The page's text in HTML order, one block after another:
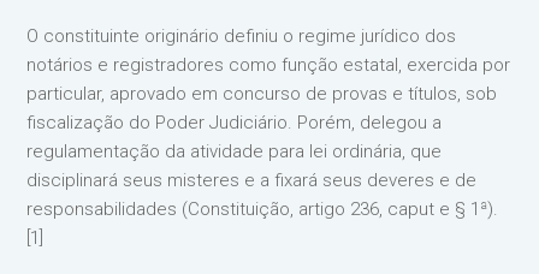
O constituinte originário definiu o regime jurídico dos
notários e registradores como função estatal, exercida por
particular, aprovado em concurso de provas e títulos, sob
fiscalização do Poder Judiciário. Porém, delegou a
regulamentação da atividade para lei ordinária, que
disciplinará seus misteres e a fixará seus deveres e de
responsabilidades (Constituição, artigo 236, caput e § 1ª).
[1]